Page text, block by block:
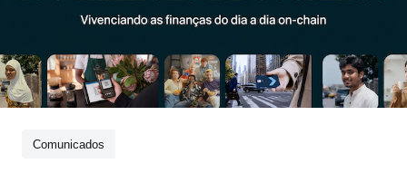
Comunicados